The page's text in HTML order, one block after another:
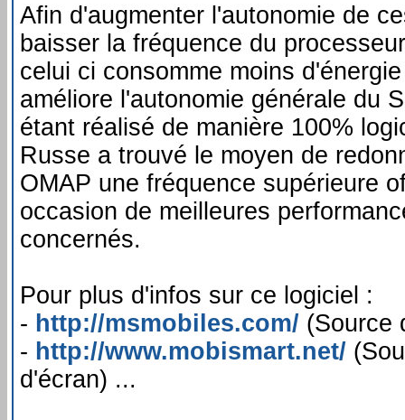
Afin d'augmenter l'autonomie de
baisser la fréquence du
celui ci consomme moins
améliore l'autonomie générale du
étant réalisé de manière 100%
Russe a trouvé le moyen de
OMAP une fréquence supérieure
occasion de meilleures
concernés.
Pour plus d'infos sur ce logiciel :
- http://msmobiles.com/ (Source
- http://www.mobismart.net/
d'écran) ...